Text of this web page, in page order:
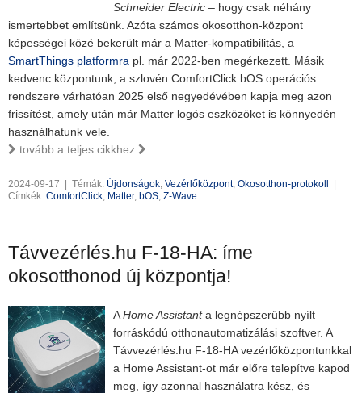
Schneider Electric – hogy csak néhány
ismertebbet említsünk. Azóta számos okosotthon-központ
képességei közé bekerült már a Matter-kompatibilitás, a
SmartThings platformra pl. már 2022-ben megérkezett. Másik
kedvenc központunk, a szlovén ComfortClick bOS operációs
rendszere várhatóan 2025 első negyedévében kapja meg azon
frissítést, amely után már Matter logós eszközöket is könnyedén
használhatunk vele.
tovább a teljes cikkhez
2024-09-17 Témák: Újdonságok, Vezérlőközpont, Okosotthon-protokoll
Címkék: ComfortClick, Matter, bOS, Z-Wave
Távvezérlés.hu F-18-HA: íme
okosotthonod új központja!
AHome Assistanta legnépszerűbb nyílt
forráskódú otthonautomatizálási szoftver. A
Távvezérlés.hu F-18-HA vezérlőközpontunkkal
a Home Assistant-ot már előre telepítve kapod
meg, így azonnal használatra kész, és